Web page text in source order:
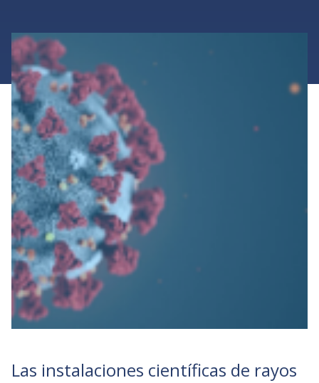
Las instalaciones científicas de rayos